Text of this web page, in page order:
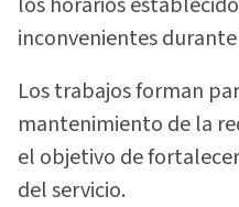
inconvenientes
Los trabajos forman
mantenimiento de la
el objetivo de
del servicio.